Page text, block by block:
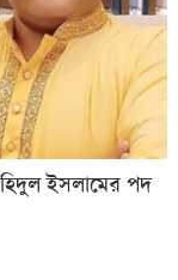
ইসলামের পদ